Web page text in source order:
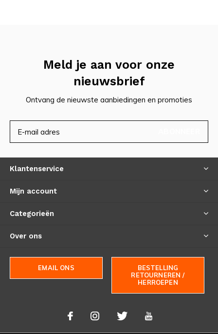
Meld je aan voor onze
nieuwsbrief
Ontvang de nieuwste aanbiedingen en promoties
Klantenservice
Mijn account
Categorieën
Over ons
EMAIL ONS
BESTELLING
RETOURNEREN /
HERROEPEN